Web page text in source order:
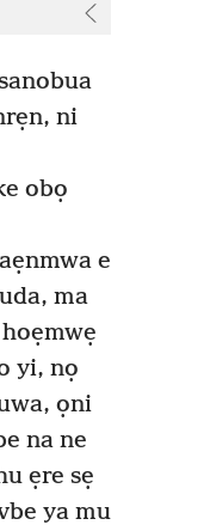
ni
obọ
e
ma
yi, nọ
ọni
na ne
ẹre sẹ
ya mu